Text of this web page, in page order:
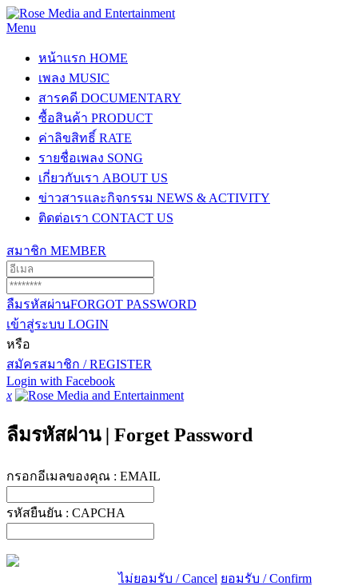
Menu
หน้าแรก HOME
เพลง MUSIC
สารคดี DOCUMENTARY
ซื้อสินค้า PRODUCT
ค่าลิขสิทธิ์ RATE
รายชื่อเพลง SONG
เกี่ยวกับเรา ABOUT US
ข่าวสารและกิจกรรม NEWS & ACTIVITY
ติดต่อเรา CONTACT US
สมาชิก MEMBER
ลืมรหัสผ่านFORGOT PASSWORD
เข้าสู่ระบบ LOGIN
หรือ
สมัครสมาชิก / REGISTER
Login with Facebook
x
ลืมรหัสผ่าน | Forget Password
กรอกอีเมลของคุณ : EMAIL
รหัสยืนยัน : CAPCHA
ไม่ยอมรับ / Cancel ยอมรับ / Confirm